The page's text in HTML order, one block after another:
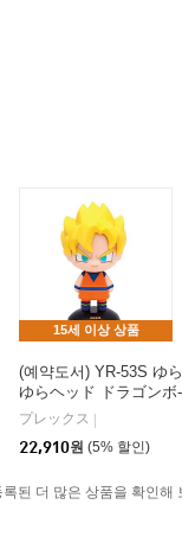
15세 이상 상품
(예약도서) YR-53S ゆら
ゆらヘッド ドラゴンボ-
ルZ 孫悟空(ス-パ-サイ
プレックス
22,910원 (5% 할인)
된 더 많은 상품을 확인해